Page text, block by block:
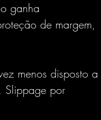
ganha
de margem,
menos disposto a
Slippage por